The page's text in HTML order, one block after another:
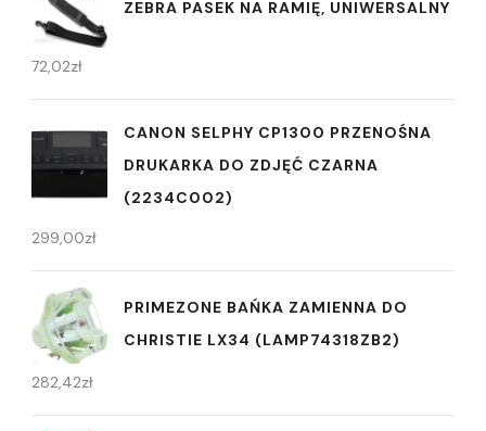
ZEBRA PASEK NA RAMIĘ, UNIWERSALNY
72,02zł
CANON SELPHY CP1300 PRZENOŚNA
DRUKARKA DO ZDJĘĆ CZARNA
(2234C002)
299,00zł
PRIMEZONE BAŃKA ZAMIENNA DO
CHRISTIE LX34 (LAMP74318ZB2)
282,42zł